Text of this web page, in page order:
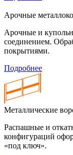
Арочные
Арочные и
соединением.
покрытиями.
Подробнее
Металлические
Распашные и
конфигураций
«под ключ».